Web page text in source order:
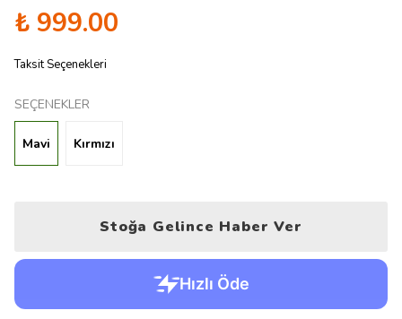
₺ 999.00
Taksit Seçenekleri
SEÇENEKLER
Mavi Kırmızı
Stoğa Gelince Haber Ver